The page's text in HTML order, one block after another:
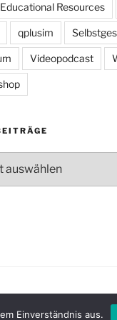
Resources
qplusim
Videopodcast
Einverständnis aus.